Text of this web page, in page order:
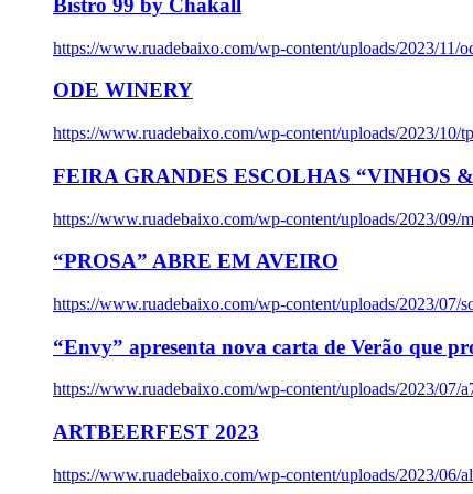
Bistro 99 by Chakall
https://www.ruadebaixo.com/wp-content/uploads/2023/11/
ODE WINERY
https://www.ruadebaixo.com/wp-content/uploads/2023/10/
FEIRA GRANDES ESCOLHAS “VINHOS
https://www.ruadebaixo.com/wp-content/uploads/2023/09/
“PROSA” ABRE EM AVEIRO
https://www.ruadebaixo.com/wp-content/uploads/2023/07/
“Envy” apresenta nova carta de Verão que
https://www.ruadebaixo.com/wp-content/uploads/2023/07/
ARTBEERFEST 2023
https://www.ruadebaixo.com/wp-content/uploads/2023/06/